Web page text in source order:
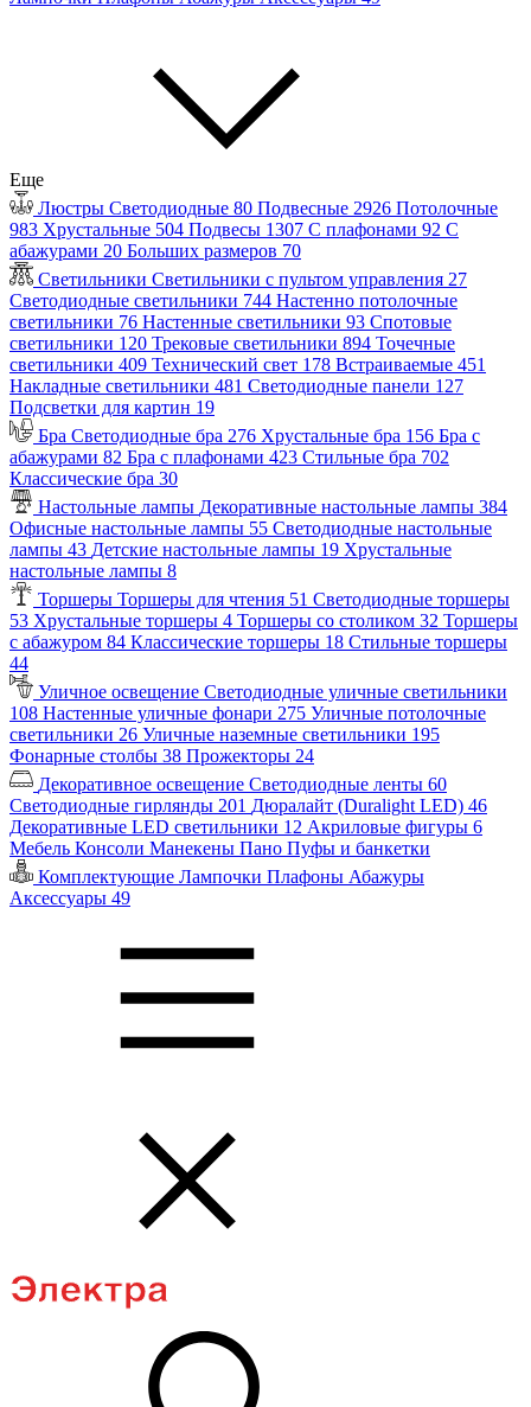
Еще
Люстры Светодиодные 80 Подвесные 2926 Потолочные
983 Хрустальные 504 Подвесы 1307 С плафонами 92 С
абажурами 20 Больших размеров 70
Светильники Светильники с пультом управления 27
Светодиодные светильники 744 Настенно потолочные
светильники 76 Настенные светильники 93 Спотовые
светильники 120 Трековые светильники 894 Точечные
светильники 409 Технический свет 178 Встраиваемые 451
Накладные светильники 481 Светодиодные панели 127
Подсветки для картин 19
Бра Светодиодные бра 276 Хрустальные бра 156 Бра с
абажурами 82 Бра с плафонами 423 Стильные бра 702
Классические бра 30
Настольные лампы Декоративные настольные лампы 384
Офисные настольные лампы 55 Светодиодные настольные
лампы 43 Детские настольные лампы 19 Хрустальные
настольные лампы 8
Торшеры Торшеры для чтения 51 Светодиодные торшеры
53 Хрустальные торшеры 4 Торшеры со столиком 32 Торшеры
с абажуром 84 Классические торшеры 18 Стильные торшеры
44
Уличное освещение Светодиодные уличные светильники
108 Настенные уличные фонари 275 Уличные потолочные
светильники 26 Уличные наземные светильники 195
Фонарные столбы 38 Прожекторы 24
Декоративное освещение Светодиодные ленты 60
Светодиодные гирлянды 201 Дюралайт (Duralight LED) 46
Декоративные LED светильники 12 Акриловые фигуры 6
Мебель Консоли Манекены Пано Пуфы и банкетки
Комплектующие Лампочки Плафоны Абажуры
Аксессуары 49